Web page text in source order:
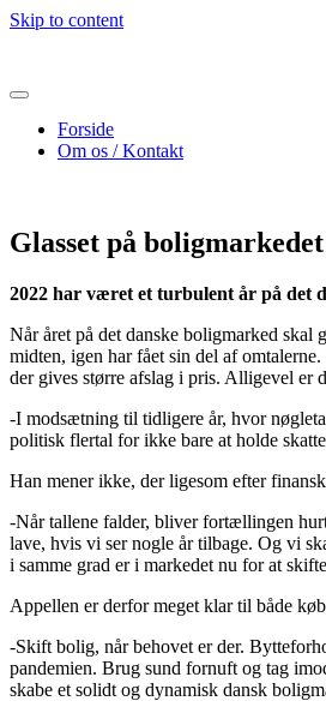
Skip to content
Forside
Om os / Kontakt
Glasset på
2022 har været et turbulent år på det
Når året på det danske boligmarked
midten, igen har fået sin del af
der gives større afslag i pris. Alligevel er
-I modsætning til tidligere år, hvor
politisk flertal for ikke bare at holde
Han mener ikke, der ligesom efter
-Når tallene falder, bliver fortællingen
lave, hvis vi ser nogle år tilbage. Og vi
i samme grad er i markedet nu for at
Appellen er derfor meget klar til både
-Skift bolig, når behovet er der.
pandemien. Brug sund fornuft og tag
skabe et solidt og dynamisk dansk